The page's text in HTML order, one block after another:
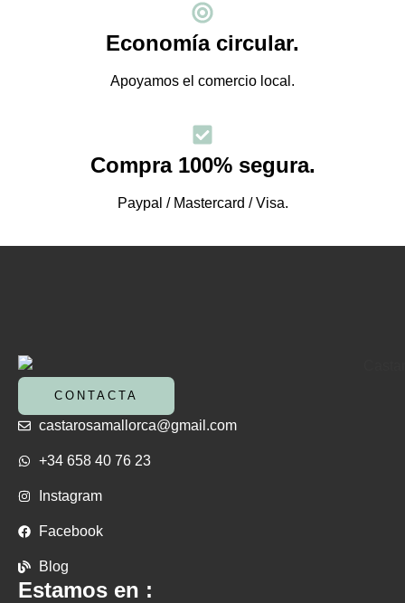
Economía circular.
Apoyamos el comercio local.
Compra 100% segura.
Paypal / Mastercard / Visa.
CONTACTA
castarosamallorca@gmail.com
+34 658 40 76 23
Instagram
Facebook
Blog
Estamos en :